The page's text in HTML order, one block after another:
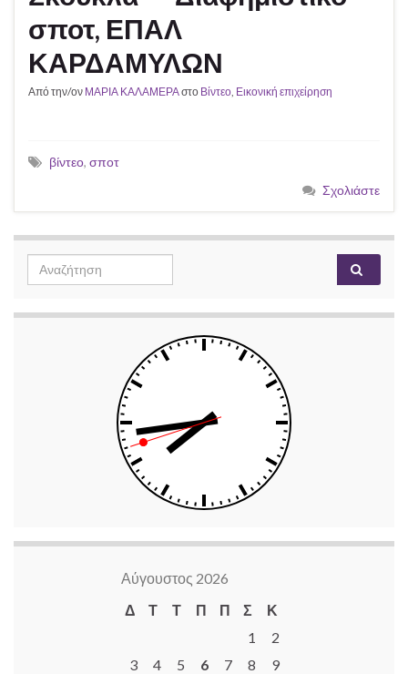
σποτ, ΕΠΑΛ
ΚΑΡΔΑΜΥΛΩΝ
Από την/ον ΜΑΡΙΑ ΚΑΛΑΜΕΡΑστο Βίντεο Εικονική επιχείρηση
βίντεο, σποτ
Σχολιάστε
Search
for:
Αύγουστος 2026
Δ
Τ Τ Π Π Σ
Κ
1
2
3
4 5 6 7 8
9